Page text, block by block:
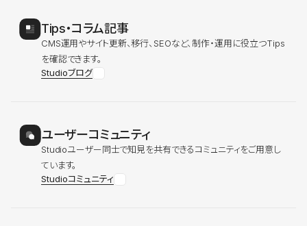
Tips・コラム記事
CMS運用やサイト更新、移行、SEOなど、制作・運用に役立つTips
を確認できます。
Studioブログ
ユーザーコミュニティ
Studioユーザー同士で知見を共有できるコミュニティをご用意し
ています。
Studioコミュニティ